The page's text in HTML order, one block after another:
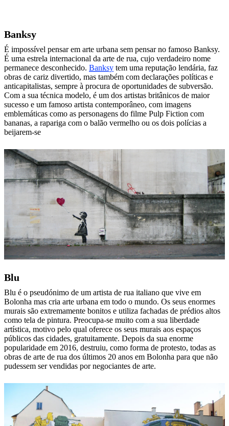
Banksy
É impossível pensar em arte urbana sem pensar no famoso Banksy.
É uma estrela internacional da arte de rua, cujo verdadeiro nome
permanece desconhecido. Banksy tem uma reputação lendária, faz
obras de cariz divertido, mas também com declarações políticas e
anticapitalistas, sempre à procura de oportunidades de subversão.
Com a sua técnica modelo, é um dos artistas britânicos de maior
sucesso e um famoso artista contemporâneo, com imagens
emblemáticas como as personagens do filme Pulp Fiction com
bananas, a rapariga com o balão vermelho ou os dois polícias a
beijarem-se
Blu
Blu é o pseudónimo de um artista de rua italiano que vive em
Bolonha mas cria arte urbana em todo o mundo. Os seus enormes
murais são extremamente bonitos e utiliza fachadas de prédios altos
como tela de pintura. Preocupa-se muito com a sua liberdade
artística, motivo pelo qual oferece os seus murais aos espaços
públicos das cidades, gratuitamente. Depois da sua enorme
popularidade em 2016, destruiu, como forma de protesto, todas as
obras de arte de rua dos últimos 20 anos em Bolonha para que não
pudessem ser vendidas por negociantes de arte.